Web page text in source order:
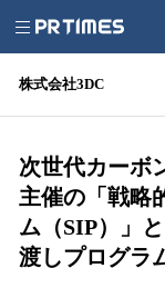
株式会社3DC
次世代カーボ
主催の「戦略
ム（SIP）」
渡しプログラ